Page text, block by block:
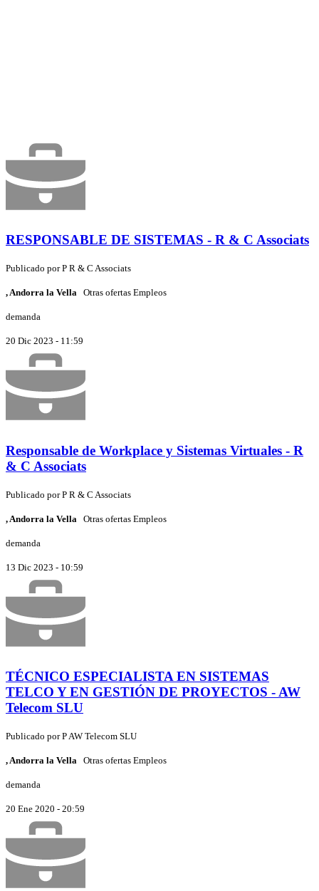
RESPONSABLE DE SISTEMAS - R & C Associats
Publicado porP R & C Associats
, Andorra la Vella Otras ofertas Empleos
demanda
20 Dic 2023 - 11:59
Responsable de Workplace y Sistemas Virtuales - R
& C Associats
Publicado porP R & C Associats
, Andorra la Vella Otras ofertas Empleos
demanda
13 Dic 2023 - 10:59
TÉCNICO ESPECIALISTA EN SISTEMAS
TELCO Y EN GESTIÓN DE PROYECTOS - AW
Telecom SLU
Publicado porP AW Telecom SLU
, Andorra la Vella Otras ofertas Empleos
demanda
20 Ene 2020 - 20:59